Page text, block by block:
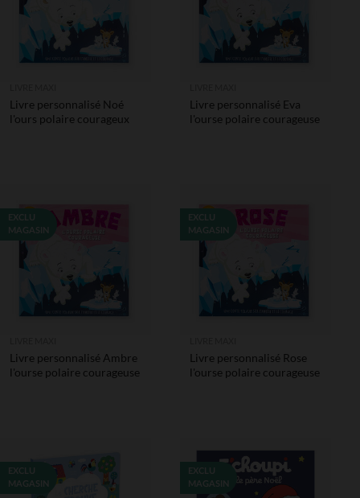
Livre personnalisé Noé
l'ours polaire courageux
Livre personnalisé Eva
l'ourse polaire courageuse
EXCLU
MAGASIN
Livre personnalisé Ambre
l'ourse polaire courageuse
EXCLU
MAGASIN
Livre personnalisé Rose
l'ourse polaire courageuse
EXCLU
MAGASIN
EXCLU
MAGASIN